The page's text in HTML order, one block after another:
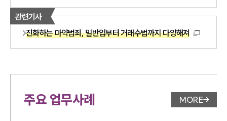
관련기사
진화하는 마약범죄, 밀반입부터 거래수법까지 다양해져
주요 업무사례 업무사례
MORE